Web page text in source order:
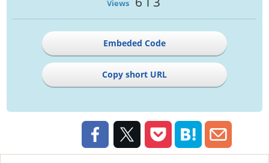
Views
Embeded Code
Copy short URL